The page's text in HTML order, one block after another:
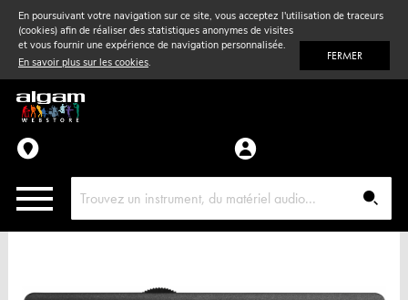
En poursuivant votre navigation sur ce site, vous acceptez l'utilisation de traceurs
(cookies) afin de réaliser des statistiques anonymes de visites
et vous fournir une expérience de navigation personnalisée.
En savoir plus sur les cookies. FERMER
Vent& Violon
Accessoires
Pièces détachées